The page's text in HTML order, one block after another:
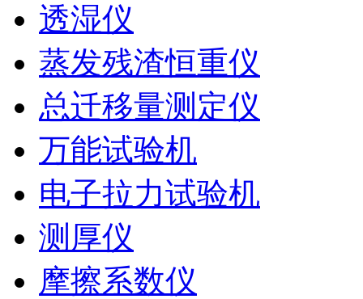
透湿仪
蒸发残渣恒重仪
总迁移量测定仪
万能试验机
电子拉力试验机
测厚仪
摩擦系数仪